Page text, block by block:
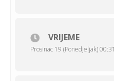
VRIJEME
Prosinac 19 (Ponedjeljak)